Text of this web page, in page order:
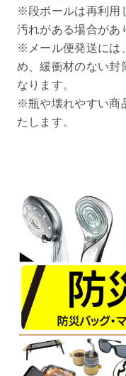
※段ボールは再利用
汚れがある場合があ
※メール便発送には
め、緩衝材のない封
なります。
※瓶や壊れやすい商
たします。